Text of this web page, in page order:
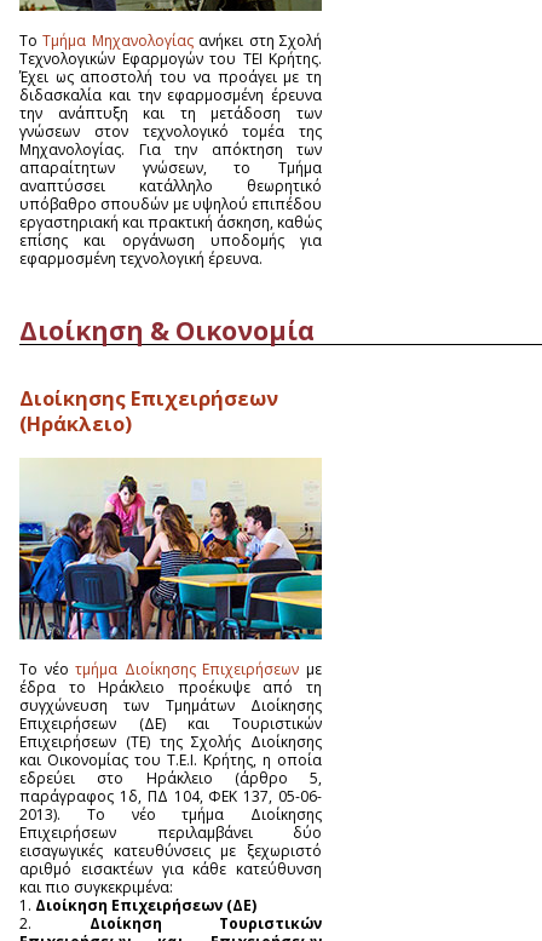
ΤοΤμήμα Μηχανολογίαςανήκει στη Σχολή
Τεχνολογικών Εφαρμογών του ΤΕΙ Κρήτης.
Έχει ως αποστολή του να προάγει με τη
διδασκαλία και την εφαρμοσμένη έρευνα
την ανάπτυξη και τη μετάδοση των
γνώσεων στον τεχνολογικό τομέα της
Μηχανολογίας. Για την απόκτηση των
απαραίτητων γνώσεων, το Τμήμα
αναπτύσσει κατάλληλο θεωρητικό
υπόβαθρο σπουδών με υψηλού επιπέδου
εργαστηριακή και πρακτική άσκηση, καθώς
επίσης και οργάνωση υποδομής για
εφαρμοσμένη τεχνολογική έρευνα.
Διοίκηση & Οικονομία
Διοίκησης Επιχειρήσεων
(Ηράκλειο)
Το νέοτμήμα Διοίκησης Επιχειρήσεων με
έδρα το Ηράκλειο προέκυψε από τη
συγχώνευση των Τμημάτων Διοίκησης
Επιχειρήσεων (ΔΕ) και Τουριστικών
Επιχειρήσεων (ΤΕ) της Σχολής Διοίκησης
και Οικονομίας του Τ.Ε.Ι. Κρήτης, η οποία
εδρεύει στο Ηράκλειο (άρθρο 5,
παράγραφος 1δ, ΠΔ 104, ΦΕΚ 137, 05-06-
2013). Το νέο τμήμα Διοίκησης
Επιχειρήσεων περιλαμβάνει δύο
εισαγωγικές κατευθύνσεις με ξεχωριστό
αριθμό εισακτέων για κάθε κατεύθυνση
και πιο συγκεκριμένα:
1. Διοίκηση Επιχειρήσεων (ΔΕ)
2. Διοίκηση Τουριστικών